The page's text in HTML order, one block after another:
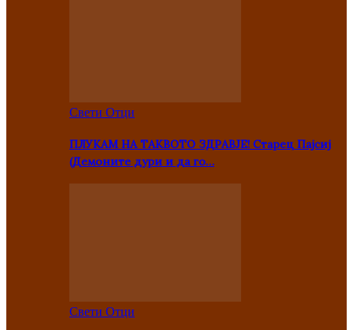
Свети Отци
ПЛУКАМ НА ТАКВОТО ЗДРАВЈЕ! Старец Пајсиј
(Демоните дури и да го…
Свети Отци